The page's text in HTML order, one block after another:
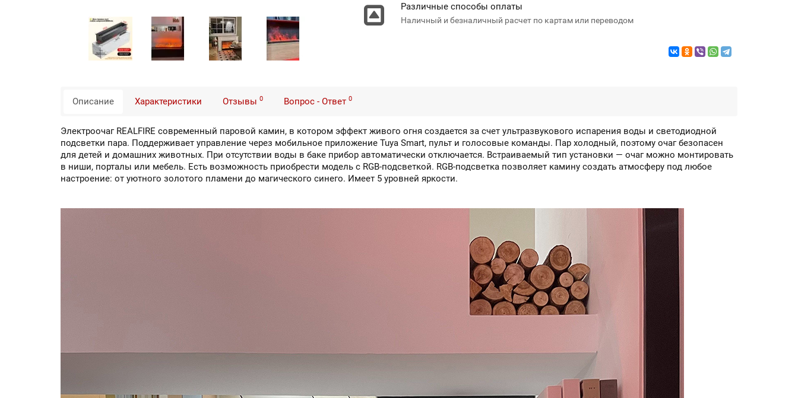
Различные способы оплаты
Наличный и безналичный расчет по картам или переводом
Описание Характеристики Отзывы 0 Вопрос - Ответ 0
Электроочаг REALFIRE современный паровой камин, в котором эффект живого огня создается за счет ультразвукового испарения воды и светодиодной
подсветки пара. Поддерживает управление через мобильное приложение Tuya Smart, пульт и голосовые команды. Пар холодный, поэтому очаг безопасен
для детей и домашних животных. При отсутствии воды в баке прибор автоматически отключается. Встраиваемый тип установки — очаг можно монтировать
в ниши, порталы или мебель. Есть возможность приобрести модель с RGB-подсветкой. RGB-подсветка позволяет камину создать атмосферу под любое
настроение: от уютного золотого пламени до магического синего. Имеет 5 уровней яркости.